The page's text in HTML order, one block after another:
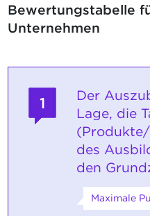
Bewertungstabelle
Unternehmen
1
Der
Lage, die
des
den
Maximale